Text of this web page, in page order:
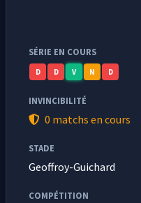
SÉRIE EN COURS
D D V N D
INVINCIBILITÉ
0 matchs en cours
STADE
Geoffroy-Guichard
COMPÉTITION